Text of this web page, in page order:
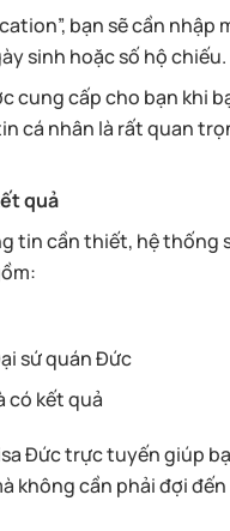
bạn sẽ cần
sinh hoặc số hộ chiếu.
cung cấp cho bạn khi
cá nhân là rất quan
quả
tin cần thiết, hệ thống
sứ quán Đức
có kết quả
Đức trực tuyến giúp
không cần phải đợi